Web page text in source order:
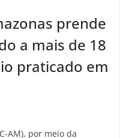
prende
a mais de 18
praticado em
AM), por meio da